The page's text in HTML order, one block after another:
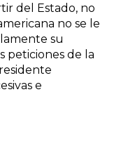
del Estado, no
no se le
su
peticiones de la
e